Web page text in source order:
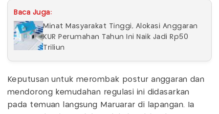
Baca Juga:
Minat Masyarakat Tinggi, Alokasi Anggaran
KUR Perumahan Tahun Ini Naik Jadi Rp50
Triliun
Keputusan untuk merombak postur anggaran dan
mendorong kemudahan regulasi ini didasarkan
pada temuan langsung Maruarar di lapangan. Ia